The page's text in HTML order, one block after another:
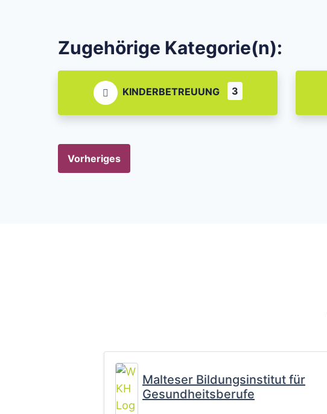
Zugehörige Kategorie(n):
KINDERBETREUUNG 3
Vorheriges
Malteser Bildungsinstitut für
Gesundheitsberufe